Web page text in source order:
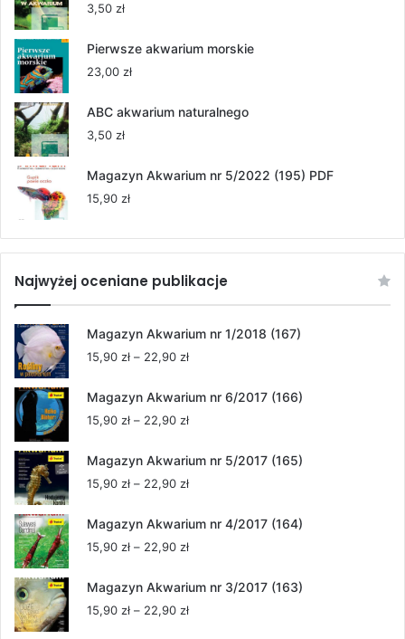
3,50 zł
Pierwsze akwarium morskie
23,00 zł
ABC akwarium naturalnego
3,50 zł
Magazyn Akwarium nr 5/2022 (195) PDF
15,90 zł
Najwyżej oceniane publikacje
Magazyn Akwarium nr 1/2018 (167)
15,90 zł – 22,90 złZakres
od
Magazyn Akwarium nr 6/2017 (166)
15,90 zł – 22,90 złZakres
od
Magazyn Akwarium nr 5/2017 (165)
15,90 zł – 22,90 złZakres
od
Magazyn Akwarium nr 4/2017 (164)
15,90 zł – 22,90 złZakres
od
Magazyn Akwarium nr 3/2017 (163)
15,90 zł – 22,90 złZakres